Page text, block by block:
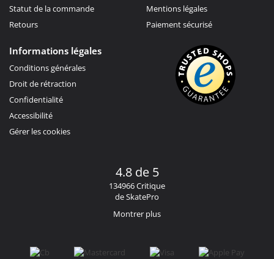
Statut de la commande
Retours
Mentions légales
Paiement sécurisé
Informations légales
Conditions générales
Droit de rétraction
Confidentialité
Accessibilité
Gérer les cookies
4.8 de 5
134966 Critique
de SkatePro
Montrer plus